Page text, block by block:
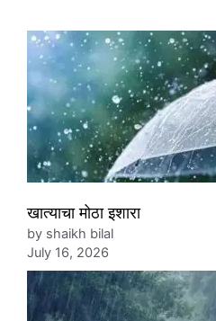
खात्याचा मोठा इशारा
by shaikh bilal
July 16, 2026